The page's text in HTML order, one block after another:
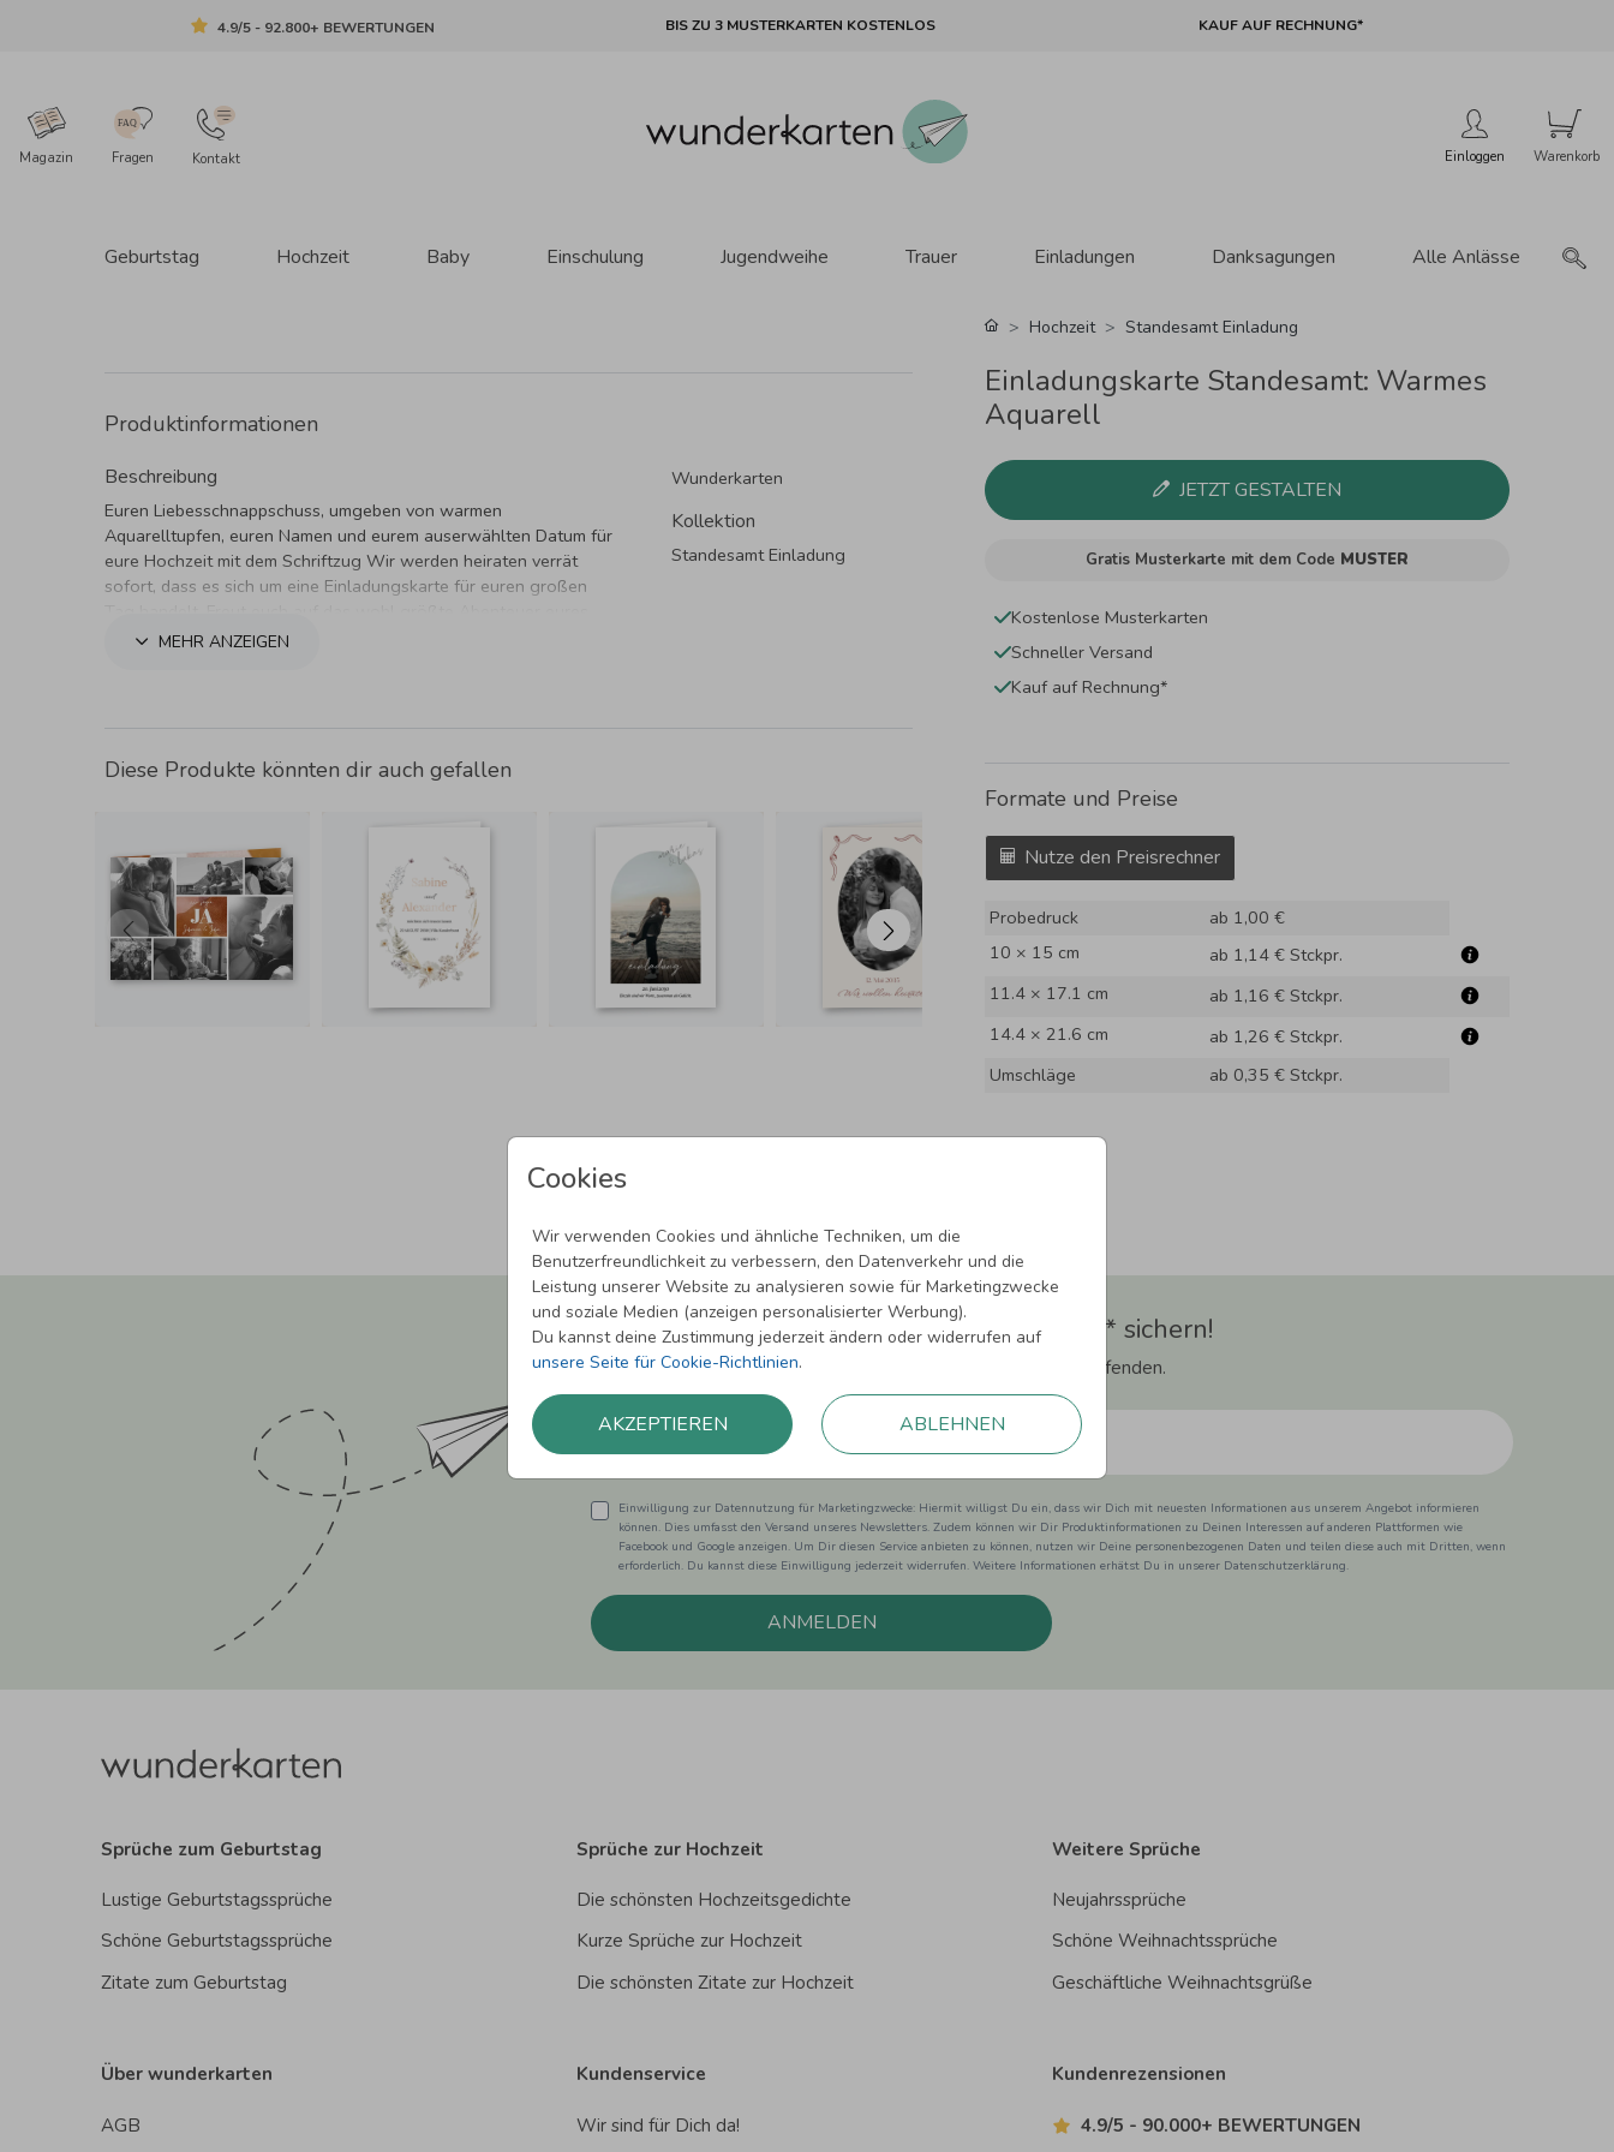
4.9/5 - 92.800+ BEWERTUNGEN BIS ZU 3 MUSTERKARTEN KOSTENLOS KAUF AUF RECHNUNG*
Magazin Fragen Kontakt Einloggen
Geburtstag Hochzeit Baby Einschulung Jugendweihe Trauer Einladungen Danksagungen Alle Anlässe
Cookies
Wir verwenden Cookies und ähnliche Techniken, um die
Benutzerfreundlichkeit zu verbessern, den Datenverkehr und die
Leistung unserer Website zu analysieren sowie für Marketingzwecke
und soziale Medien (anzeigen personalisierter Werbung).
Du kannst deine Zustimmung jederzeit ändern oder widerrufen auf
unsere Seite für Cookie-Richtlinien.
AKZEPTIEREN ABLEHNEN
Produktinformationen
Beschreibung
Euren Liebesschnappschuss, umgeben von warmen
Aquarelltupfen, euren Namen und eurem auserwählten Datum für
eure Hochzeit mit dem Schriftzug Wir werden heiraten verrät
sofort, dass es sich um eine Einladungskarte für euren großen
Lebens, die Ehe.
MEHR ANZEIGEN
Wunderkarten
Kollektion
Standesamt Einladung
Diese Produkte könnten dir auch gefallen
Hochzeit Standesamt Einladung
Einladungskarte Standesamt: Warmes
Aquarell
JETZT GESTALTEN
Gratis Musterkarte mit dem Code MUSTER
Kostenlose Musterkarten
Schneller Versand
Kauf auf Rechnung*
Formate und Preise
Nutze den Preisrechner
Probedruck
ab 1,00 €
10 × 15 cm
ab 1,14 € Stckpr.
11.4 × 17.1 cm
ab 1,16 € Stckpr.
14.4 × 21.6 cm
ab 1,26 € Stckpr.
Umschläge
ab 0,35 € Stckpr.
Newsletter abonnieren und 5,00 € Rabatt** sichern!
Melde Dich zu unserem Newsletter an und bleibe auf dem Laufenden.
Einwilligung zur Datennutzung für Marketingzwecke: Hiermit willigst Du ein, dass wir Dich mit neuesten Informationen aus unserem Angebot informieren
können. Dies umfasst den Versand unseres Newsletters. Zudem können wir Dir Produktinformationen zu Deinen Interessen auf anderen Plattformen wie
Facebook und Google anzeigen. Um Dir diesen Service anbieten zu können, nutzen wir Deine personenbezogenen Daten und teilen diese auch mit Dritten, wenn
erforderlich. Du kannst diese Einwilligung jederzeit widerrufen. Weitere Informationen erhätst Du in unserer Datenschutzerklärung.
ANMELDEN
Sprüche zum Geburtstag
Lustige Geburtstagssprüche
Schöne Geburtstagssprüche
Zitate zum Geburtstag
Sprüche zur Hochzeit
Die schönsten Hochzeitsgedichte
Kurze Sprüche zur Hochzeit
Die schönsten Zitate zur Hochzeit
Weitere Sprüche
Neujahrssprüche
Schöne Weihnachtssprüche
Geschäftliche Weihnachtsgrüße
Über wunderkarten
AGB
Kundenservice
Wir sind für Dich da!
Kundenrezensionen
4.9/5 - 90.000+ BEWERTUNGEN